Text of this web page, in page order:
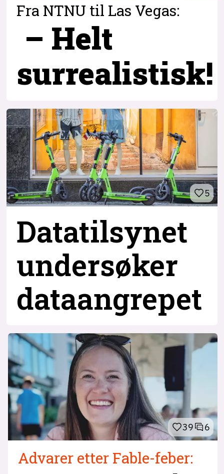
Fra NTNU til Las Vegas:
– Helt
surrealistisk!
5
Datatilsynet
undersøker
dataangrepet
39 6
Advarer etter Fable-feber: